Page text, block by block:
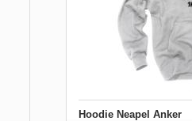
Hoodie Neapel Anker